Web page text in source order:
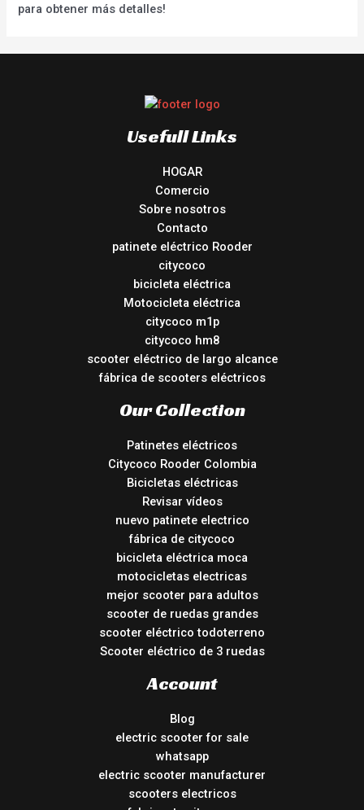
para obtener más detalles!
Usefull Links
HOGAR
Comercio
Sobre nosotros
Contacto
patinete eléctrico Rooder
citycoco
bicicleta eléctrica
Motocicleta eléctrica
citycoco m1p
citycoco hm8
scooter eléctrico de largo alcance
fábrica de scooters eléctricos
Our Collection
Patinetes eléctricos
Citycoco Rooder Colombia
Bicicletas eléctricas
Revisar vídeos
nuevo patinete electrico
fábrica de citycoco
bicicleta eléctrica moca
motocicletas electricas
mejor scooter para adultos
scooter de ruedas grandes
scooter eléctrico todoterreno
Scooter eléctrico de 3 ruedas
Account
Blog
electric scooter for sale
whatsapp
electric scooter manufacturer
scooters electricos